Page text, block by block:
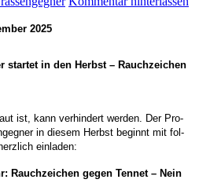
2025
star­tet in den Herbst – Rauch­zei­chen
ist, kann ver­hin­dert wer­den. Der Pro­
in die­sem Herbst beginnt mit fol­
einladen:
Rauch­zei­chen gegen Ten­net – Nein